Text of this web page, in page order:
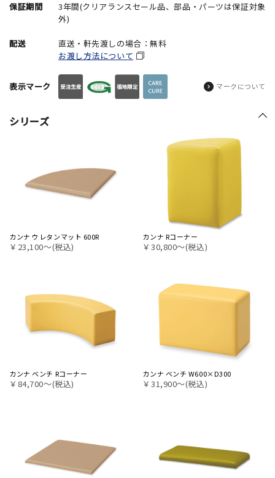
保証期間
3年間(クリアランスセール品、部品・パーツは保証対象
外)
配送
直送・軒先渡しの場合：無料
お渡し方法について
表示マーク マークについて
シリーズ
カンナ ウレタンマット 600R
￥23,100〜(税込)
カンナ Rコーナー
￥30,800〜(税込)
カンナ ベンチ Rコーナー
￥84,700〜(税込)
カンナ ベンチ W600×D300
￥31,900〜(税込)